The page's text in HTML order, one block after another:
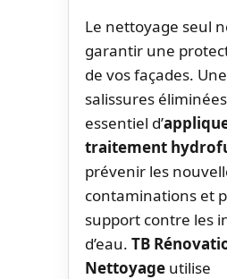
Le nettoyage seul
garantir une
de vos façades.
salissures
essentiel d’
traitement
prévenir les
contaminations et
support contre les
d’eau. TB
Nettoyage utilise